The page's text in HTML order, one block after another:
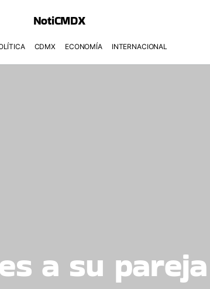
NotiCMDX
CDMX ECONOMÍA INTERNACIONAL
a su